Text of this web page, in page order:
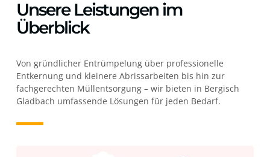
Unsere Leistungen im
Überblick
Von gründlicher Entrümpelung über professionelle
Entkernung und kleinere Abrissarbeiten bis hin zur
fachgerechten Müllentsorgung – wir bieten in Bergisch
Gladbach umfassende Lösungen für jeden Bedarf.